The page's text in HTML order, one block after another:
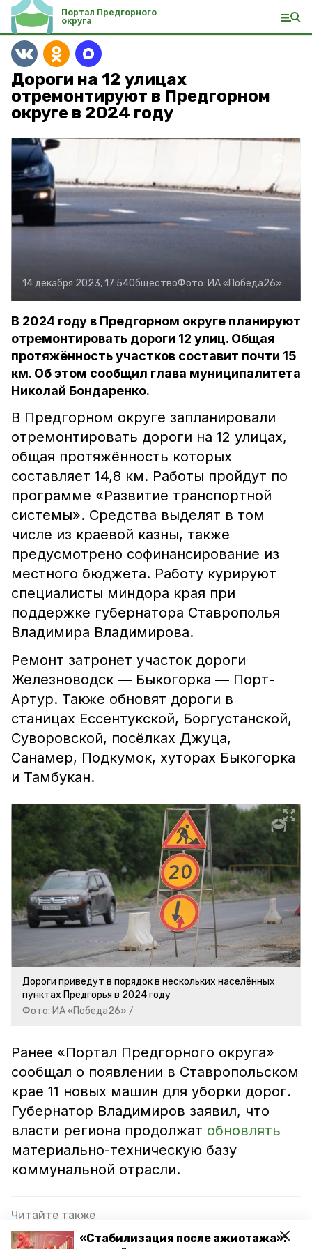
«Стабилизация после ажиотажа»:
Портал Предгорного
округа
Дороги на 12 улицах
отремонтируют в Предгорном
округе в 2024 году
14 декабря 2023, 17:54ОбществоФото: ИА «Победа26»
В 2024 году в Предгорном округе планируют
отремонтировать дороги 12 улиц. Общая
протяжённость участков составит почти 15
км. Об этом сообщил глава муниципалитета
Николай Бондаренко.
В Предгорном округе запланировали
отремонтировать дороги на 12 улицах,
общая протяжённость которых
составляет 14,8 км. Работы пройдут по
программе «Развитие транспортной
системы». Средства выделят в том
числе из краевой казны, также
предусмотрено софинансирование из
местного бюджета. Работу курируют
специалисты миндора края при
поддержке губернатора Ставрополья
Владимира Владимирова.
Ремонт затронет участок дороги
Железноводск — Быкогорка — Порт-
Артур. Также обновят дороги в
станицах Ессентукской, Боргустанской,
Суворовской, посёлках Джуца,
Санамер, Подкумок, хуторах Быкогорка
и Тамбукан.
Дороги приведут в порядок в нескольких населённых
пунктах Предгорья в 2024 году
Фото: ИА «Победа26» /
Ранее «Портал Предгорного округа»
сообщал о появлении в Ставропольском
крае 11 новых машин для уборки дорог.
Губернатор Владимиров заявил, что
власти региона продолжат обновлять
материально-техническую базу
коммунальной отрасли.
Читайте также
Дорогу к центру «Орлёнок» продолжают